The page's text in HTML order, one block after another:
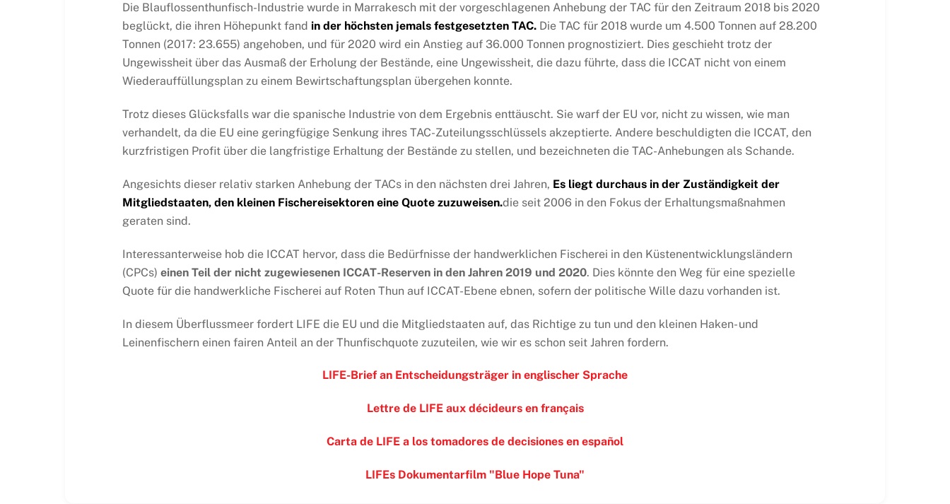
Die Blauflossenthunfisch-Industrie wurde in Marrakesch mit der vorgeschlagenen Anhebung der TAC für den Zeitraum 2018 bis 2020
beglückt, die ihren Höhepunkt fand in der höchsten jemals festgesetzten TAC. Die TAC für 2018 wurde um 4.500 Tonnen auf 28.200
Tonnen (2017: 23.655) angehoben, und für 2020 wird ein Anstieg auf 36.000 Tonnen prognostiziert. Dies geschieht trotz der
Ungewissheit über das Ausmaß der Erholung der Bestände, eine Ungewissheit, die dazu führte, dass die ICCAT nicht von einem
Wiederauffüllungsplan zu einem Bewirtschaftungsplan übergehen konnte.
Trotz dieses Glücksfalls war die spanische Industrie von dem Ergebnis enttäuscht. Sie warf der EU vor, nicht zu wissen, wie man
verhandelt, da die EU eine geringfügige Senkung ihres TAC-Zuteilungsschlüssels akzeptierte. Andere beschuldigten die ICCAT, den
kurzfristigen Profit über die langfristige Erhaltung der Bestände zu stellen, und bezeichneten die TAC-Anhebungen als Schande.
Angesichts dieser relativ starken Anhebung der TACs in den nächsten drei Jahren, Es liegt durchaus in der Zuständigkeit der
Mitgliedstaaten, den kleinen Fischereisektoren eine Quote zuzuweisen.die seit 2006 in den Fokus der Erhaltungsmaßnahmen
geraten sind.
Interessanterweise hob die ICCAT hervor, dass die Bedürfnisse der handwerklichen Fischerei in den Küstenentwicklungsländern
(CPCs)einen Teil der nicht zugewiesenen ICCAT-Reserven in den Jahren 2019 und 2020. Dies könnte den Weg für eine spezielle
Quote für die handwerkliche Fischerei auf Roten Thun auf ICCAT-Ebene ebnen, sofern der politische Wille dazu vorhanden ist.
In diesem Überflussmeer fordert LIFE die EU und die Mitgliedstaaten auf, das Richtige zu tun und den kleinen Haken- und
Leinenfischern einen fairen Anteil an der Thunfischquote zuzuteilen, wie wir es schon seit Jahren fordern.
LIFE-Brief an Entscheidungsträger in englischer Sprache
Lettre de LIFE aux décideurs en français
Carta de LIFE a los tomadores de decisiones en español
LIFEs Dokumentarfilm "Blue Hope Tuna"